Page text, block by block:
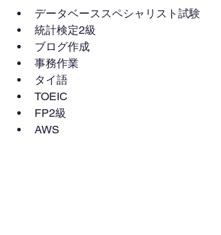
データベーススペシャリスト試験
統計検定2級
ブログ作成
事務作業
タイ語
TOEIC
FP2級
AWS